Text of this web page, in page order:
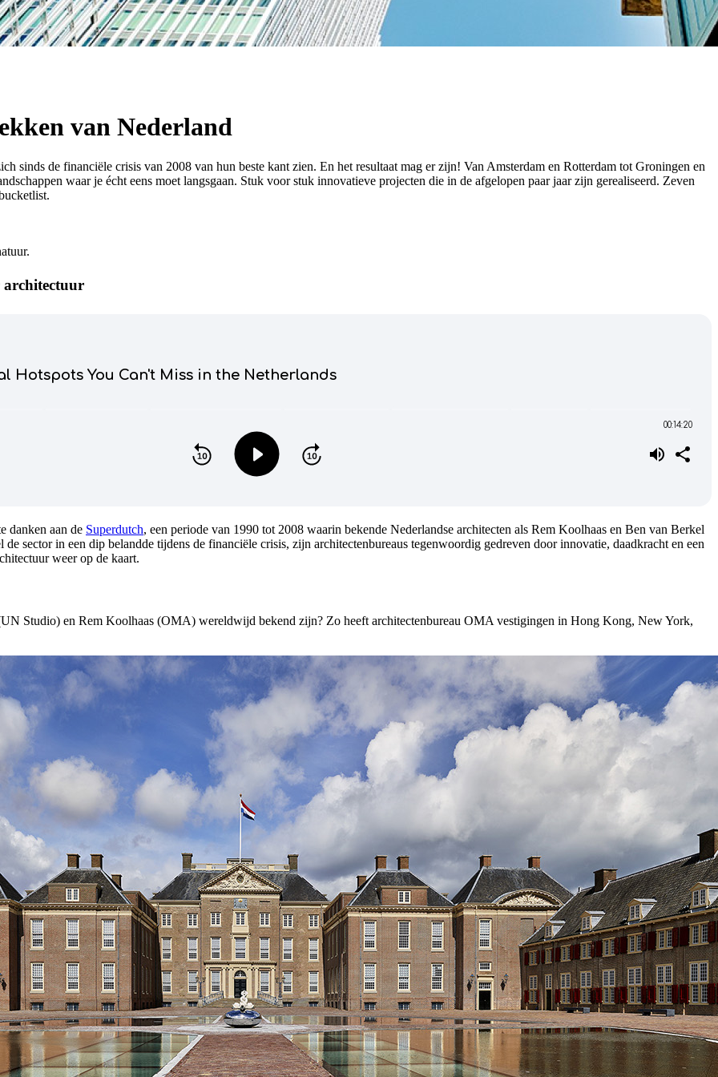
van Nederland
sinds de financiële crisis van 2008 van hun beste kant zien. En het resultaat mag er zijn! Van Amsterdam en Rotterdam tot Groningen en
waar je écht eens moet langsgaan. Stuk voor stuk innovatieve projecten die in de afgelopen paar jaar zijn gerealiseerd. Zeven
architectuur
danken aan de Superdutch, een periode van 1990 tot 2008 waarin bekende Nederlandse architecten als Rem Koolhaas en Ben van Berkel
de sector in een dip belandde tijdens de financiële crisis, zijn architectenbureaus tegenwoordig gedreven door innovatie, daadkracht en een
weer op de kaart.
Studio) en Rem Koolhaas (OMA) wereldwijd bekend zijn? Zo heeft architectenbureau OMA vestigingen in Hong Kong, New York,